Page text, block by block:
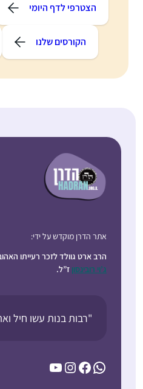
הצטרפי לדף היומי
הקורסים שלנו
אתר הדרן מוקדש על ידי:
הרב ארט גוולד לזכר רעייתו
ג’וי רובינסון ז”ל.
"רבות בנות עשו חיל
WhatsApp
Facebook
Instagram
YouTube